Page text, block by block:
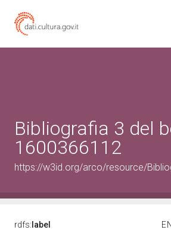
Bibliografia 3 del
1600366112
https://w3id.org/arco/resource/
rdfs: label EN